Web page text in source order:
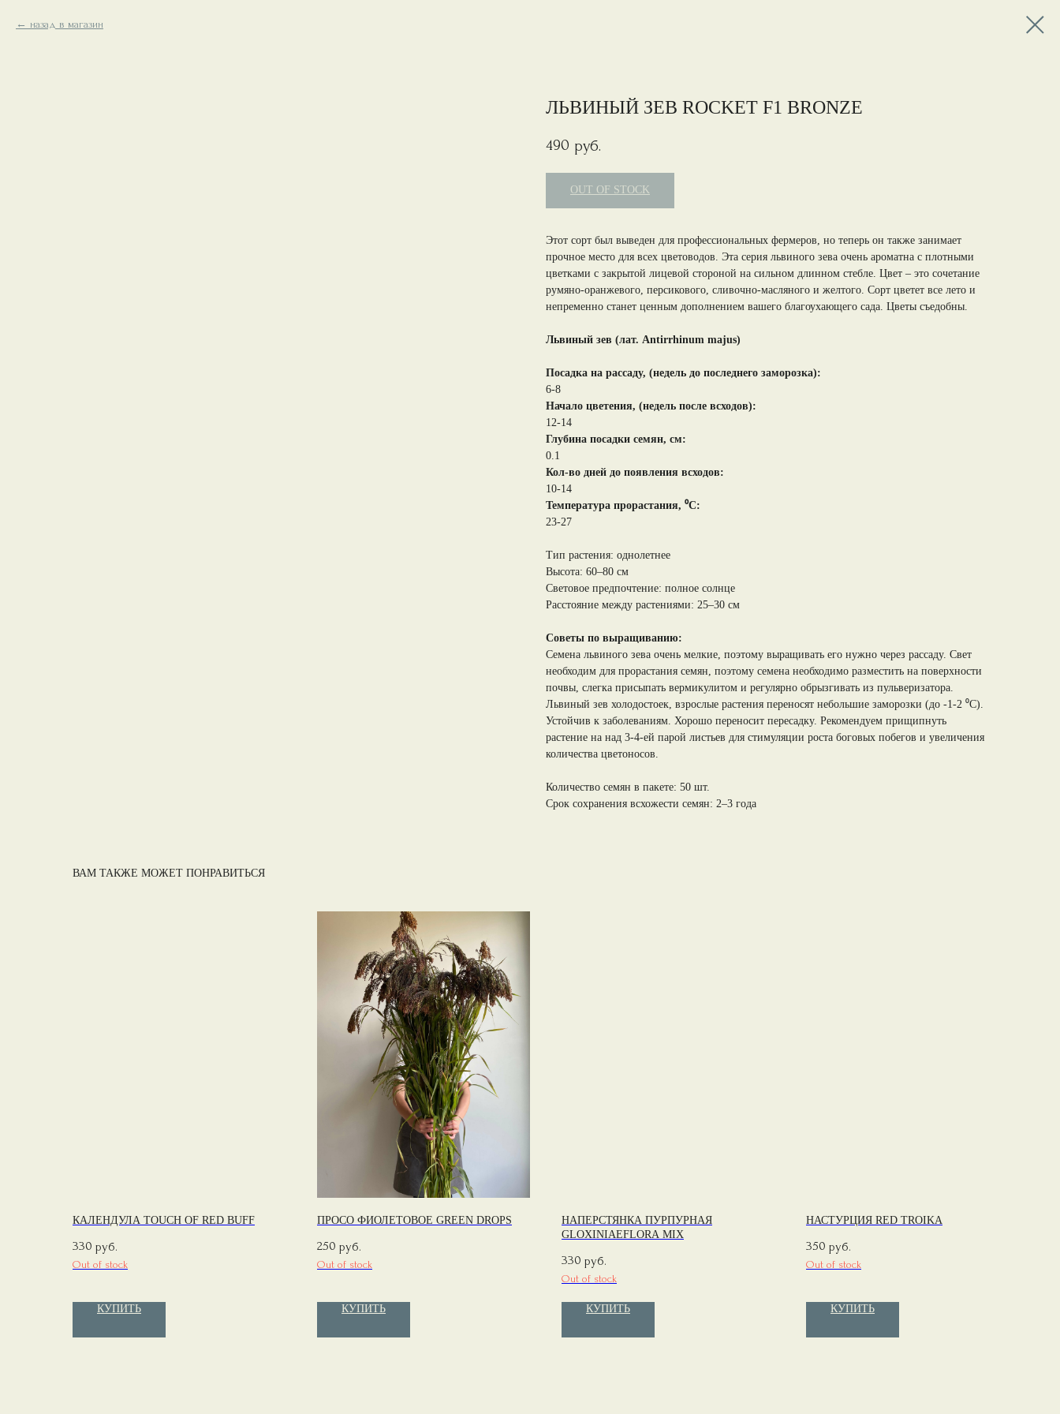
назад в магазин
ЛЬВИНЫЙ ЗЕВ ROCKET F1 BRONZE
490 руб.
OUT OF STOCK
Этот сорт был выведен для профессиональных фермеров, но теперь он также занимает
прочное место для всех цветоводов. Эта серия львиного зева очень ароматна с плотными
цветками с закрытой лицевой стороной на сильном длинном стебле. Цвет – это сочетание
румяно-оранжевого, персикового, сливочно-масляного и желтого. Сорт цветет все лето и
непременно станет ценным дополнением вашего благоухающего сада. Цветы съедобны.
Львиный зев (лат. Antirrhinum majus)
Посадка на рассаду, (недель до последнего заморозка):
6-8
Начало цветения, (недель после всходов):
12-14
Глубина посадки семян, см:
0.1
Кол-во дней до появления всходов:
10-14
Температура прорастания, ⁰С:
23-27
Тип растения: однолетнее
Высота: 60–80 см
Световое предпочтение: полное солнце
Расстояние между растениями: 25–30 см
Советы по выращиванию:
Семена львиного зева очень мелкие, поэтому выращивать его нужно через рассаду. Свет
необходим для прорастания семян, поэтому семена необходимо разместить на поверхности
почвы, слегка присыпать вермикулитом и регулярно обрызгивать из пульверизатора.
Львиный зев холодостоек, взрослые растения переносят небольшие заморозки (до -1-2 ⁰С).
Устойчив к заболеваниям. Хорошо переносит пересадку. Рекомендуем прищипнуть
растение на над 3-4-ей парой листьев для стимуляции роста боговых побегов и увеличения
количества цветоносов.
Количество семян в пакете: 50 шт.
Срок сохранения всхожести семян: 2–3 года
ВАМ ТАКЖЕ МОЖЕТ ПОНРАВИТЬСЯ
КАЛЕНДУЛА TOUCH OF RED BUFF
330 руб.
Out of stock
КУПИТЬ
ПРОСО ФИОЛЕТОВОЕ GREEN DROPS
250 руб.
Out of stock
КУПИТЬ
НАПЕРСТЯНКА ПУРПУРНАЯ
GLOXINIAEFLORA MIX
330 руб.
Out of stock
КУПИТЬ
НАСТУРЦИЯ RED TROIKA
350 руб.
Out of stock
КУПИТЬ